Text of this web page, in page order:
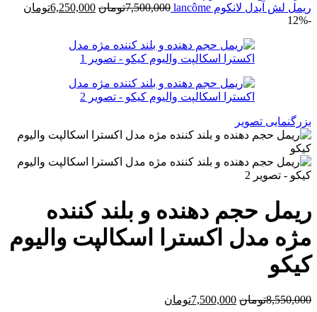
بود.
است.
ریمل لش آیدل لانکوم lancôme 7,500,000تومان قیمت
بود.
6,250,000تومان
-12%
بزرگنمایی تصویر
ریمل حجم دهنده و بلند کننده
مژه مدل اکسترا اسکالپت والیوم
کیکو
8,550,000تومان قیمت
7,500,000تومان